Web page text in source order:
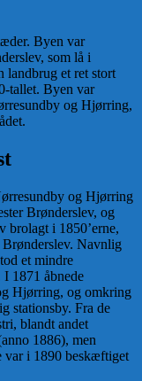
Byen var
som lå i
landbrug et ret stort
tallet. Byen var
og Hjørring,
og Hjørring
Brønderslev, og
brolagt i 1850’erne,
Brønderslev. Navnlig
et mindre
1871 åbnede
Hjørring, og omkring
stationsby. Fra de
blandt andet
1886), men
var i 1890 beskæftiget